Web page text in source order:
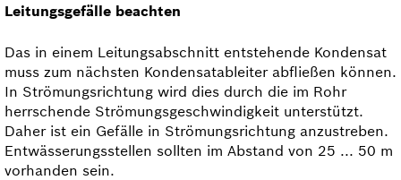
Leitungsgefälle beachten
Das in einem Leitungsabschnitt entstehende Kondensat
muss zum nächsten Kondensatableiter abfließen können.
In Strömungsrichtung wird dies durch die im Rohr
herrschende Strömungsgeschwindigkeit unter­stützt.
Daher ist ein Gefälle in Strömungsrichtung anzustreben.
Entwässerungsstellen sollten im Abstand von 25 ... 50 m
vorhanden sein.